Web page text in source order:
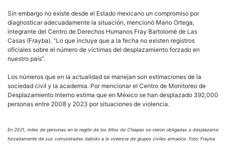
Sin embargo no existe desde el Estado mexicano un compromiso por
diagnosticar adecuadamente la situación, mencionó Mario Ortega,
integrante del Centro de Derechos Humanos Fray Bartolomé de Las
Casas (Frayba). “Lo que incluye que a la fecha no existen registros
oficiales sobre el número de víctimas del desplazamiento forzado en
nuestro país”.
Los números que en la actualidad se manejan son estimaciones de la
sociedad civil y la academia. Por mencionar el Centro de Monitoreo de
Desplazamiento Interno estima que en México se han desplazado 392,000
personas entre 2008 y 2023 por situaciones de violencia.
En 2021, miles de personas en la región de los Altos de Chiapas se vieron obligadas a desplazarse
forzadamente de sus comunidades debido a la violencia de grupos civiles armados. Foto: Frayba